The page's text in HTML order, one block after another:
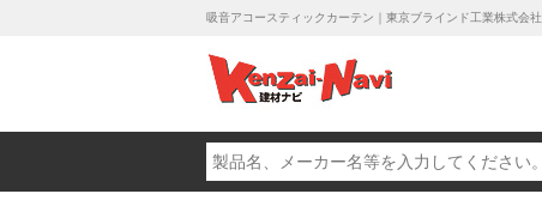
吸音アコースティックカーテン｜東京ブラインド工業株式会社